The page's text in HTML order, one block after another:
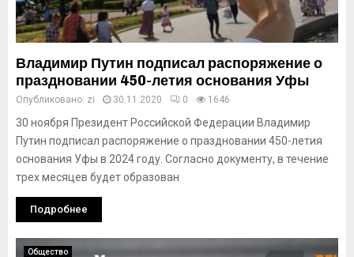
Владимир Путин подписал распоряжение о
праздновании 450-летия основания Уфы
Опубликовано: zi 30.11.2020 0 1646
30 ноября Президент Российской Федерации Владимир
Путин подписал распоряжение о праздновании 450-летия
основания Уфы в 2024 году. Согласно документу, в течение
трех месяцев будет образован
Подробнее
Общество